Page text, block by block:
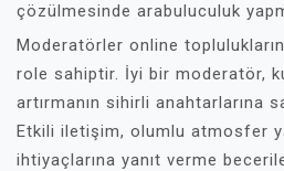
çözülmesinde arabuluculuk
Moderatörler online
role sahiptir. İyi bir moderatör,
artırmanın sihirli anahtarlarına
Etkili iletişim, olumlu atmosfer
ihtiyaçlarına yanıt verme